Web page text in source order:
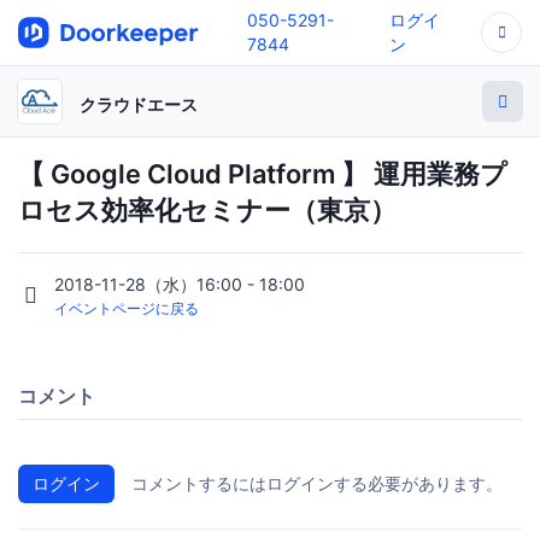
050-5291-
7844
ログイ
ン
クラウドエース
【 Google Cloud Platform 】 運用業務プ
ロセス効率化セミナー（東京）
2018-11-28（水）16:00 - 18:00
イベントページに戻る
コメント
ログイン コメントするにはログインする必要があります。